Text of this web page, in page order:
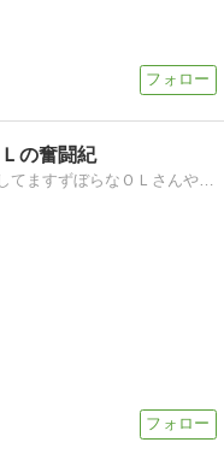
の奮闘紀
簡単ダイエット方法をいろいろ紹介してますずぼらなＯＬさんやママさんのために簡単ダイエットに成功する方法を発信ブログです